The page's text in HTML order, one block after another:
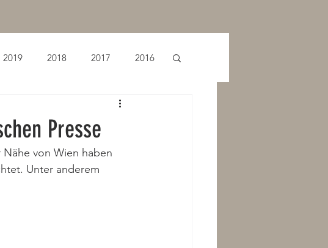
2019 2018 2017 2016
Presse
von Wien haben
Unter anderem